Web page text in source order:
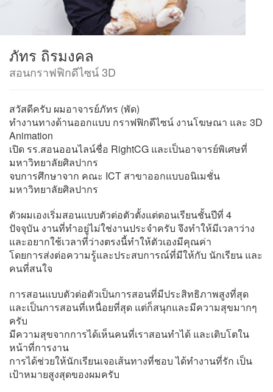
ภัทร ถิรมงคล
สอนกราฟฟิกดีไซน์ 3D
สวัสดีครับ ผมอาจารย์ภัทร (พัด)
ทำงานทางด้านออกแบบ กราฟฟิกดีไซน์ งานโฆษณา และ 3D
Animation
เปิด รร.สอนออนไลน์ชื่อ RightCG และเป็นอาจารย์พิเศษที่
มหาวิทยาลัยศิลปากร
จบการศึกษาจาก คณะ ICT สาขาออกแบบอนิเมชั่น
มหาวิทยาลัยศิลปากร
ตัวผมเองเริ่มสอนแบบตัวต่อตัวตั้งแต่ตอนเรียนชั้นปีที่ 4
ปัจจุบัน งานที่ทำอยู่ไม่ใช่งานประจำครับ จึงทำให้มีเวลาว่าง
และอยากใช้เวลาที่ว่างตรงนี้ทำให้ตัวเองมีคุณค่า
โดยการส่งต่อความรู้และประสบการณ์ที่มีให้กับ นักเรียน และ
คนที่สนใจ
การสอนแบบตัวต่อตัวเป็นการสอนที่มีประสิทธิภาพสูงที่สุด
และเป็นการสอนที่เหนื่อยที่สุด แต่ก็สนุกและมีความสุขมากๆ
ครับ
มีความสุขจากการได้เห็นคนที่เราสอนทำได้ และเติบโตใน
หน้าที่การงาน
การได้ช่วยให้นักเรียนเจอเส้นทางที่ชอบ ได้ทำงานที่รัก เป็น
เป้าหมายสูงสุดของผมครับ